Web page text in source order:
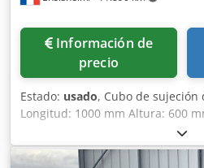
Información de
precio
Estado: usado, Cubo de
Longitud: 1000 mm Altura: 600
Eor Profundidad: 800 mm
x 22 mm Peso: aprox. 600 kg